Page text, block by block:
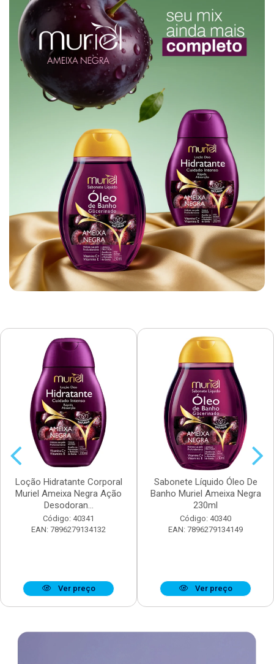
Loção Hidratante Corporal
Muriel Ameixa Negra Ação
Desodoran...
Código: 40341
EAN: 7896279134132
Ver preço
Sabonete Líquido Óleo De
Banho Muriel Ameixa Negra
230ml
Código: 40340
EAN: 7896279134149
Ver preço